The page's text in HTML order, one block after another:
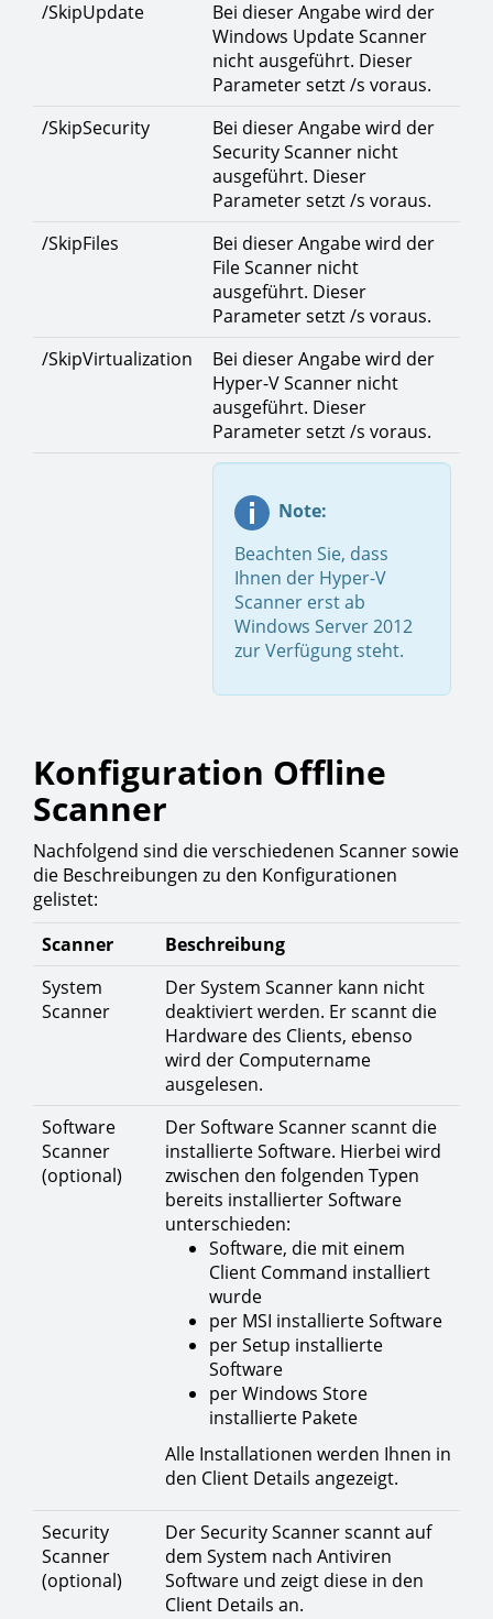
/SkipUpdate
Bei dieser Angabe wird der
Windows Update Scanner
nicht ausgeführt. Dieser
Parameter setzt /s voraus.
/SkipSecurity
Bei dieser Angabe wird der
Security Scanner nicht
ausgeführt. Dieser
Parameter setzt /s voraus.
/SkipFiles
Bei dieser Angabe wird der
File Scanner nicht
ausgeführt. Dieser
Parameter setzt /s voraus.
/SkipVirtualization
Bei dieser Angabe wird der
Hyper-V Scanner nicht
ausgeführt. Dieser
Parameter setzt /s voraus.
Note:
Beachten Sie, dass
Ihnen der Hyper-V
Scanner erst ab
Windows Server 2012
zur Verfügung steht.
Konfiguration Offline
Scanner
Nachfolgend sind die verschiedenen Scanner sowie
die Beschreibungen zu den Konfigurationen
gelistet:
Scanner
Beschreibung
System
Scanner
Der System Scanner kann nicht
deaktiviert werden. Er scannt die
Hardware des Clients, ebenso
wird der Computername
ausgelesen.
Software
Scanner
(optional)
Der Software Scanner scannt die
installierte Software. Hierbei wird
zwischen den folgenden Typen
bereits installierter Software
unterschieden:
Software, die mit einem
Client Command installiert
wurde
per MSI installierte Software
per Setup installierte
Software
per Windows Store
installierte Pakete
Alle Installationen werden Ihnen in
den Client Details angezeigt.
Security
Scanner
(optional)
Der Security Scanner scannt auf
dem System nach Antiviren
Software und zeigt diese in den
Client Details an.